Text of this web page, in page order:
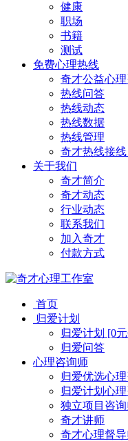
健康
职场
书籍
测试
免费心理热线
奇才公益心
热线问答
热线动态
热线数据
热线管理
奇才热线接线
关于我们
奇才简介
奇才动态
行业动态
联系我们
加入奇才
付款方式
首页
归爱计划
归爱计划 [0
归爱问答
心理咨询师
归爱优选心
归爱计划心
独立项目咨
奇才讲师
奇才心理督